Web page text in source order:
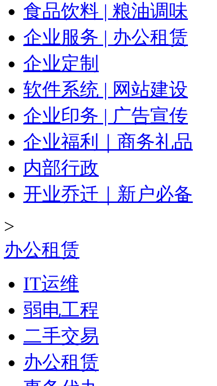
食品饮料 | 粮油调味
企业服务 | 办公租赁
企业定制
软件系统 | 网站建设
企业印务 | 广告宣传
企业福利｜商务礼品
内部行政
开业乔迁｜新户必备
>
办公租赁
IT运维
弱电工程
二手交易
办公租赁